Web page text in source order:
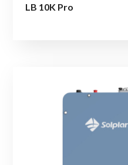
LB 10K Pro